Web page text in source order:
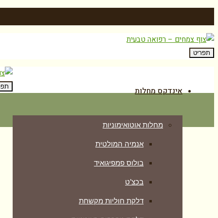
תפריט
אינדקס מחלות
מחלות אוטואימוניות
אנמיה המולטית
בולוס פמפיגואיד
בכצ’ט
דלקת חוליות מקשחת